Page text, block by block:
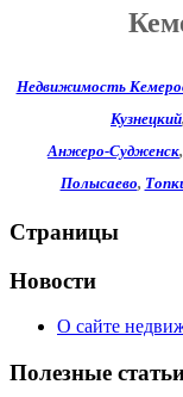
Недвижимость
Кузнецкий,
Анжеро-Судженск,
Полысаево,
Страницы
Новости
О сайте
Полезные